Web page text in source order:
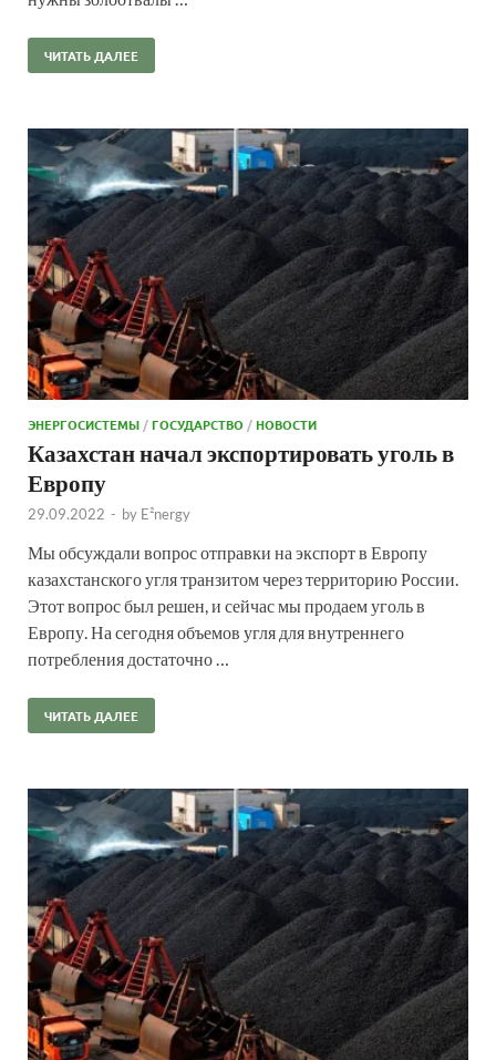
ЧИТАТЬ ДАЛЕЕ
ЭНЕРГОСИСТЕМЫ/ГОСУДАРСТВО /НОВОСТИ
Казахстан начал экспортировать уголь в
Европу
29.09.2022 - by E²nergy
Мы обсуждали вопрос отправки на экспорт в Европу
казахстанского угля транзитом через территорию России.
Этот вопрос был решен, и сейчас мы продаем уголь в
Европу. На сегодня объемов угля для внутреннего
потребления достаточно …
ЧИТАТЬ ДАЛЕЕ